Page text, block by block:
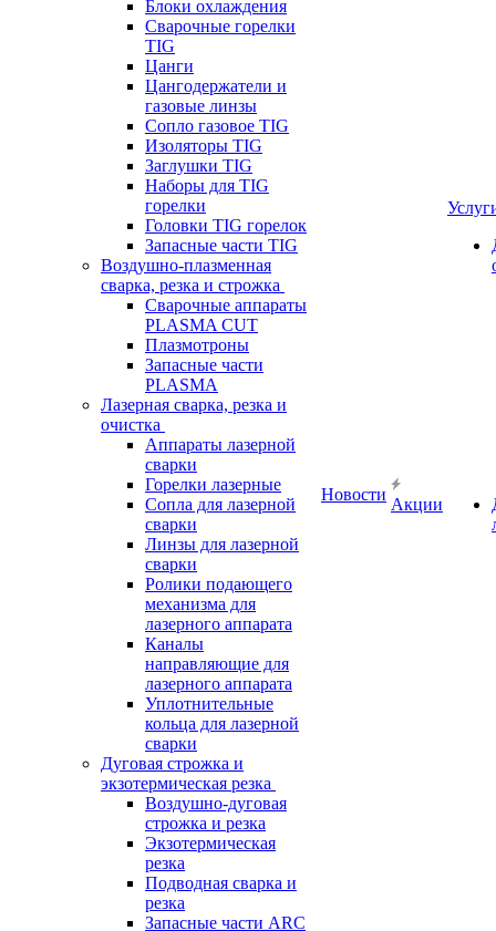
Блоки охлаждения
Сварочные горелки
TIG
Цанги
Цангодержатели и
газовые линзы
Сопло газовое TIG
Изоляторы TIG
Заглушки TIG
Наборы для TIG
горелки
Головки TIG горелок
Запасные части TIG
Воздушно-плазменная
сварка, резка и строжка
Сварочные аппараты
PLASMA CUT
Плазмотроны
Запасные части
PLASMA
Лазерная сварка, резка и
очистка
Аппараты лазерной
сварки
Горелки лазерные
Сопла для лазерной
сварки
Линзы для лазерной
сварки
Ролики подающего
механизма для
лазерного аппарата
Каналы
направляющие для
лазерного аппарата
Уплотнительные
кольца для лазерной
сварки
Дуговая строжка и
экзотермическая резка
Воздушно-дуговая
строжка и резка
Экзотермическая
резка
Подводная сварка и
резка
Запасные части ARC
Новости
Акции